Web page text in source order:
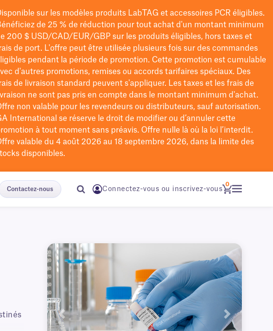
sur les modèles produits LabTAG et accessoires PCR éligibles.
de 25 % de réduction pour tout achat d'un montant minimum
200 $USD/CAD/EUR/GBPsur les produits éligibles, hors taxes et
de port. L'offre peut être utilisée plusieurs fois sur des commandes
pendant la période de promotion. Cette promotion est cumulable
d'autres promotions, remises ou accords tarifaires spéciaux. Des
de livraison standard peuvent s'appliquer. Les taxes et les frais de
ne sont pas pris en compte dans le montant minimum d'achat.
non valable pour les revendeurs ou distributeurs, sauf autorisation.
International se réserve le droit de modifierou d’annuler cette
à tout moment sans préavis. Offre nulle là où la loi l’interdit.
valable du 4 août 2026 au 18 septembre 2026, dans la limite des
disponibles.
Contactez-nous Connectez-vous ou inscrivez-vous
0
Précédent Suivant